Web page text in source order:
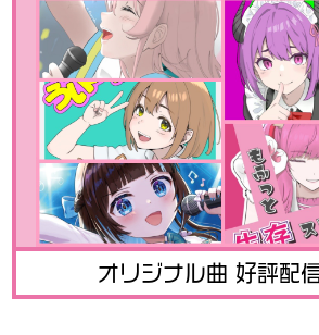
オリジナル曲 好評配